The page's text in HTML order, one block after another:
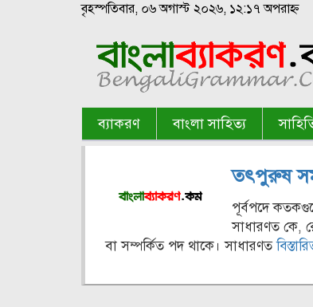
বৃহস্পতিবার, ০৬ অগাস্ট ২০২৬, ১২:১৭ অপরাহ্ন
ব্যাকরণ বাংলা সাহিত্য
তৎপুরুষ
পূর্বপদে
সাধারণত কে,
বা সম্পর্কিত পদ থাকে। সাধারণত